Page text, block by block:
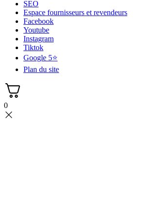
SEO
Espace fournisseurs et revendeurs
Facebook
Youtube
Instagram
Tiktok
Google 5⭐
Plan du site
0